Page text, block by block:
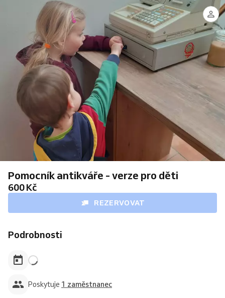
Pomocník antikváře - verze pro děti
600 Kč
REZERVOVAT
Podrobnosti
Poskytuje 1 zaměstnanec